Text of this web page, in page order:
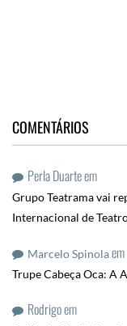
COMENTÁRIOS
Perla Duarteem
Grupo Teatrama vai
Internacional de
Marcelo Spinolaem
Trupe Cabeça Oca: A
Rodrigoem